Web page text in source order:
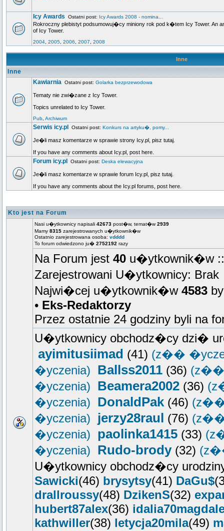
Icy Awards Ostatni post: Icy Awards 2008 - nomina...
Rokroczny plebistyt podsumowuj�cy miniony rok pod k�tem Icy Tower. An
of Icy Tower.
2004 2005 2006 2007 2008
Inne
Inne
Kawiarnia Ostatni post: Golarka bezprzewodowa
Tematy nie zwi�zane z Icy Tower.
Topics unrelated to Icy Tower.
Pub Archiwum
Serwis icy.pl Ostatni post: Konkurs na artyku�, pomy...
Je�li masz komentarze w sprawie strony Icy.pl, pisz tutaj.
If you have any comments about Icy.pl, post here.
Forum icy.pl Ostatni post: Deska elewacyjna
Je�li masz komentarze w sprawie forum Icy.pl, pisz tutaj.
If you have any comments about the Icy.pl forums, post here.
Kto jest na Forum
Nasi u�ytkownicy napisali 42673 post�w, temat�w2939
Mamy 8315 zarejestrowanych u�ytkownik�w
Ostatnio zarejestrowana osoba: vdddd
To forum odwiedzono ju� 2752192 razy
Na Forum jest 40 u�ytkownik�w ::
Zarejestrowani U�ytkownicy: Brak
Najwi�cej u�ytkownik�w 4583
• Eks-Redaktorzy
Przez ostatnie 24 godziny byli na
U�ytkownicy obchodz�cy dzi�
ayimitusiimad (41) (z��
�yczenia) Ballss2011 (36) (z��
�yczenia) Beamera2002 (36)
�yczenia) DonaldPak (46) (z��
�yczenia) jerzy28raul (76) (z��
�yczenia) paolinka1415 (33)
�yczenia) Rudo-brody(32)
U�ytkownicy obchodz�cy
Sawicki(46) brysytsy(41) DaGu$
drallroussy(48) DzikenS(32)
hubert87alex(36)
kathwiller(38) letycja20mila(49)